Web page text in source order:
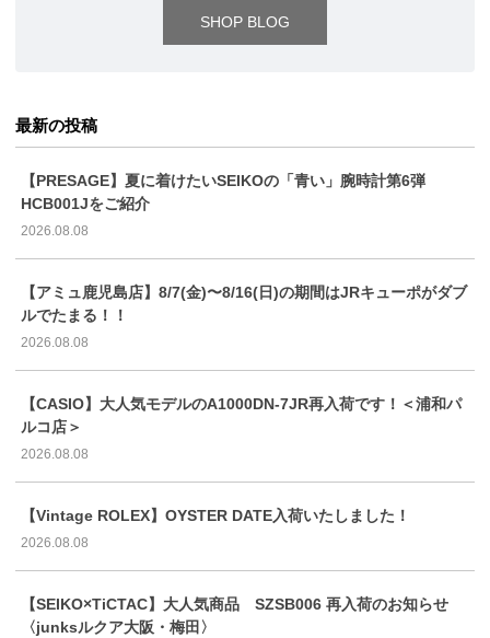
SHOP BLOG
最新の投稿
【PRESAGE】夏に着けたいSEIKOの「青い」腕時計第6弾
HCB001Jをご紹介
2026.08.08
【アミュ鹿児島店】8/7(金)〜8/16(日)の期間はJRキューポがダブ
ルでたまる！！
2026.08.08
【CASIO】大人気モデルのA1000DN-7JR再入荷です！＜浦和パ
ルコ店＞
2026.08.08
【Vintage ROLEX】OYSTER DATE入荷いたしました！
2026.08.08
【SEIKO×TiCTAC】大人気商品 SZSB006 再入荷のお知らせ
〈junksルクア大阪・梅田〉